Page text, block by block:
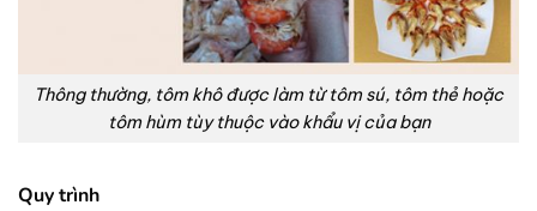
Thông thường, tôm khô được làm từ tôm sú, tôm thẻ hoặc
tôm hùm tùy thuộc vào khẩu vị của bạn
Quy trình